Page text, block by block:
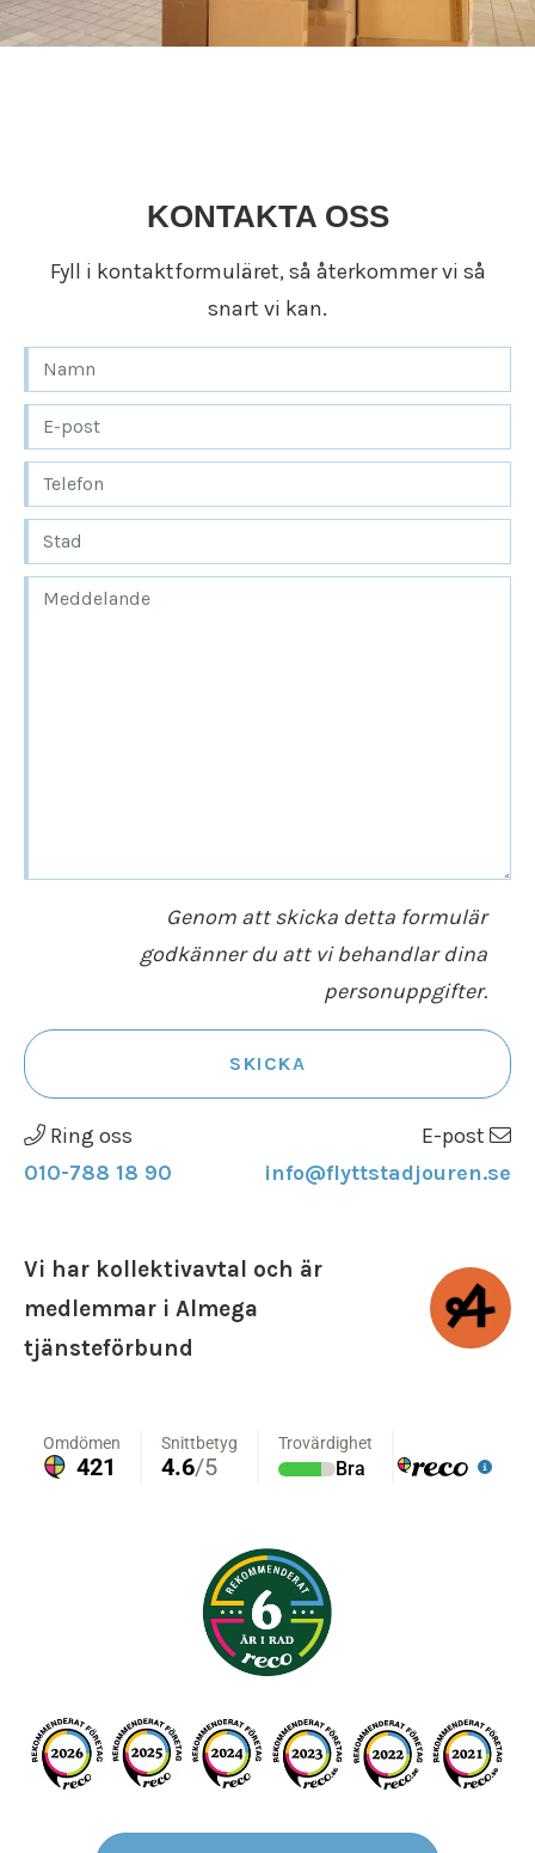
KONTAKTA OSS
Fyll i kontaktformuläret, så återkommer vi så
snart vi kan.
Genom att skicka detta formulär
godkänner du att vi behandlar dina
personuppgifter.
SKICKA
Ring oss
010-788 18 90
E-post
info@flyttstadjouren.se
Vi har kollektivavtal och är
medlemmar i Almega
tjänsteförbund